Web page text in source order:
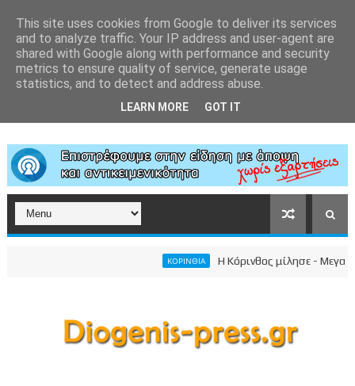
ΚΟΡΙΝΘΙΑ Η Κόρινθος μίλησε -
This site uses cookies from Google to deliver its services
and to analyze traffic. Your IP address and user-agent are
shared with Google along with performance and security
metrics to ensure quality of service, generate usage
statistics, and to detect and address abuse.
LEARN MORE GOT IT